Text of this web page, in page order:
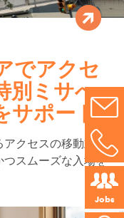
Jobs
でアクセ
別ミサへ
サポート
クセスの移動式シ
つスムーズな入場を